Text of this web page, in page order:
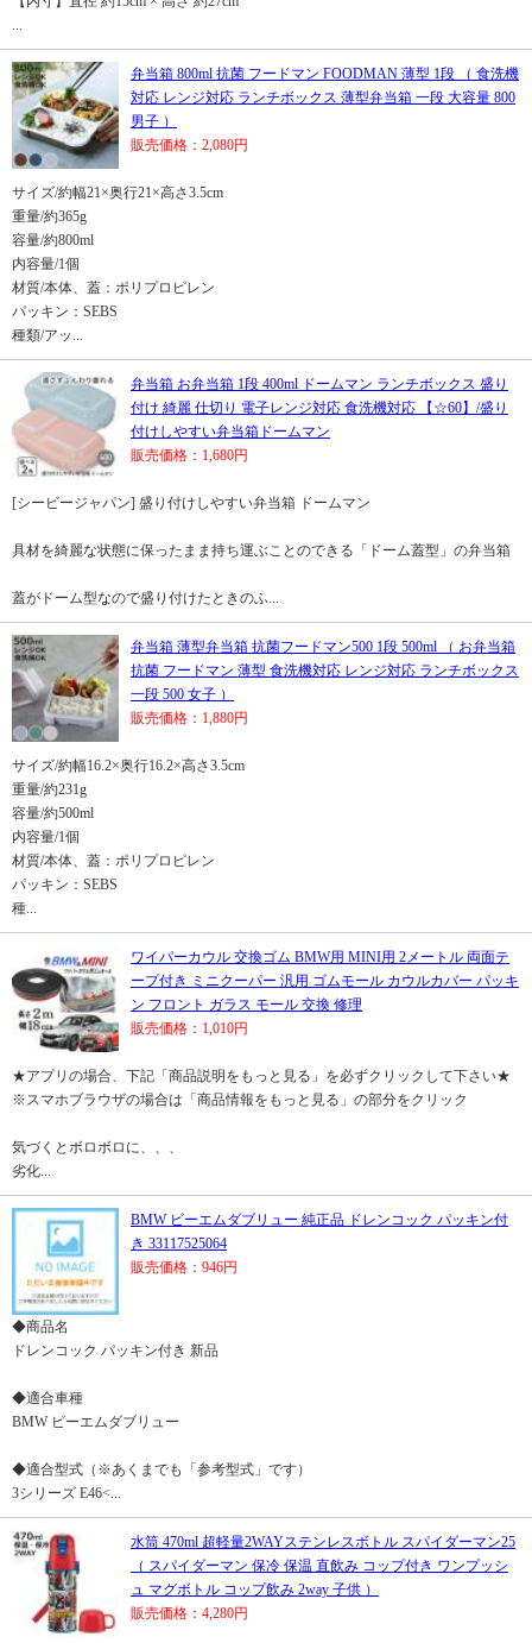
...
弁当箱 800ml 抗菌 フードマン FOODMAN 薄型 1段 （ 食洗機
対応 レンジ対応 ランチボックス 薄型弁当箱 一段 大容量 800
男子 ）
販売価格：2,080円
サイズ/約幅21×奥行21×高さ3.5cm
重量/約365g
容量/約800ml
内容量/1個
材質/本体、蓋：ポリプロピレン
パッキン：SEBS
種類/アッ...
弁当箱 お弁当箱 1段 400ml ドームマン ランチボックス 盛り
付け 綺麗 仕切り 電子レンジ対応 食洗機対応 【☆60】/盛り
付けしやすい弁当箱ドームマン
販売価格：1,680円
[シービージャパン] 盛り付けしやすい弁当箱 ドームマン
具材を綺麗な状態に保ったまま持ち運ぶことのできる「ドーム蓋型」の弁当箱
蓋がドーム型なので盛り付けたときのふ...
弁当箱 薄型弁当箱 抗菌フードマン500 1段 500ml （ お弁当箱
抗菌 フードマン 薄型 食洗機対応 レンジ対応 ランチボックス
一段 500 女子 ）
販売価格：1,880円
サイズ/約幅16.2×奥行16.2×高さ3.5cm
重量/約231g
容量/約500ml
内容量/1個
材質/本体、蓋：ポリプロピレン
パッキン：SEBS
種...
ワイパーカウル 交換ゴム BMW用 MINI用 2メートル 両面テ
ープ付き ミニクーパー 汎用 ゴムモール カウルカバー パッキ
ン フロント ガラス モール 交換 修理
販売価格：1,010円
★アプリの場合、下記「商品説明をもっと見る」を必ずクリックして下さい★
※スマホブラウザの場合は「商品情報をもっと見る」の部分をクリック
気づくとボロボロに、、、
劣化...
BMW ビーエムダブリュー 純正品 ドレンコック パッキン付
き 33117525064
販売価格：946円
◆商品名
ドレンコック パッキン付き 新品
◆適合車種
BMW ビーエムダブリュー
◆適合型式（※あくまでも「参考型式」です）
3シリーズ E46<...
水筒 470ml 超軽量2WAYステンレスボトル スパイダーマン25
（ スパイダーマン 保冷 保温 直飲み コップ付き ワンプッシ
ュ マグボトル コップ飲み 2way 子供 ）
販売価格：4,280円